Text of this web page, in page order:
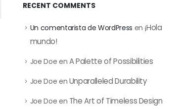
RECENT COMMENTS
Un comentarista de WordPress en ¡Hola
mundo!
Joe Doe en A Palette of Possibilities
Joe Doe en Unparalleled Durability
Joe Doe en The Art of Timeless Design